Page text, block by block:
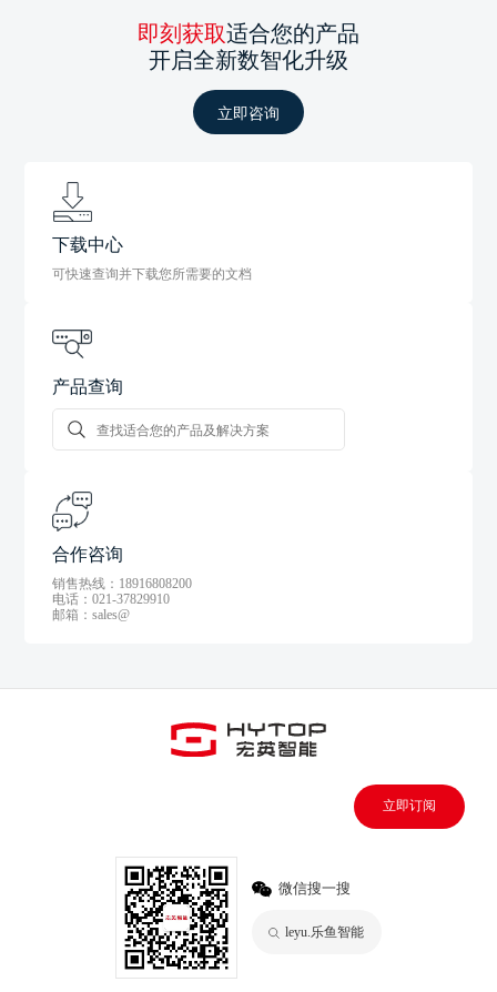
即刻获取适合您的产品
开启全新数智化升级
立即咨询
下载中心
可快速查询并下载您所需要的文档
产品查询
合作咨询
销售热线：18916808200
电话：021-37829910
邮箱：sales@
立即订阅
微信搜一搜
leyu.乐鱼智能